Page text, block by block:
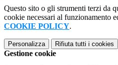
Questo sito o gli strumenti terzi da
cookie necessari al funzionamento
COOKIE POLICY.
Personalizza Rifiuta tutti i cookies
Gestione cookie